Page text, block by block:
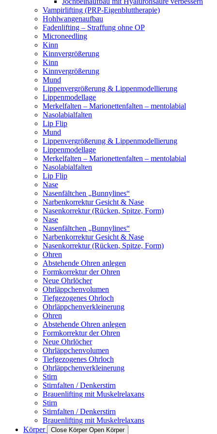
Vampirlifting (PRP-Eigenbluttherapie)
Hohlwangenaufbau
Fadenlifting – Straffung ohne OP
Microneedling
Kinn
Kinnvergrößerung
Kinn
Kinnvergrößerung
Mund
Lippenvergrößerung & Lippenmodellierung
Lippenmodellage
Merkelfalten – Marionettenfalten – mentolabial
Nasolabialfalten
Lip Flip
Mund
Lippenvergrößerung & Lippenmodellierung
Lippenmodellage
Merkelfalten – Marionettenfalten – mentolabial
Nasolabialfalten
Lip Flip
Nase
Nasenfältchen „Bunnylines“
Narbenkorrektur Gesicht & Nase
Nasenkorrektur (Rücken, Spitze, Form)
Nase
Nasenfältchen „Bunnylines“
Narbenkorrektur Gesicht & Nase
Nasenkorrektur (Rücken, Spitze, Form)
Ohren
Abstehende Ohren anlegen
Formkorrektur der Ohren
Neue Ohrlöcher
Ohrläppchenvolumen
Tiefgezogenes Ohrloch
Ohrläppchenverkleinerung
Ohren
Abstehende Ohren anlegen
Formkorrektur der Ohren
Neue Ohrlöcher
Ohrläppchenvolumen
Tiefgezogenes Ohrloch
Ohrläppchenverkleinerung
Stirn
Stirnfalten / Denkerstirn
Brauenlifting mit Muskelrelaxans
Stirn
Stirnfalten / Denkerstirn
Brauenlifting mit Muskelrelaxans
Körper
Close Körper Open Körper